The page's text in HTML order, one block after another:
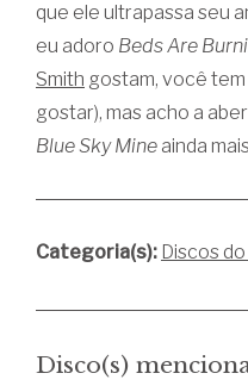
que ele ultrapassa seu
eu adoro Beds Are
Smith gostam, você
gostar), mas acho a
Blue Sky Mine ainda
Categoria(s): Discos
Disco(s)